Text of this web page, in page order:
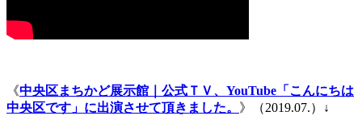
《中央区まちかど展示館｜公式ＴＶ、YouTube「こんにちは
中央区です」に出演させて頂きました。 》（2019.07.）↓